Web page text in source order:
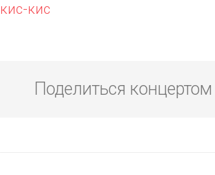
кис-кис
Поделиться концертом